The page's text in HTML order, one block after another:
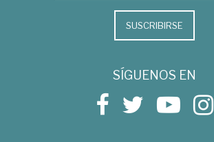
SUSCRIBIRSE
SÍGUENOS EN